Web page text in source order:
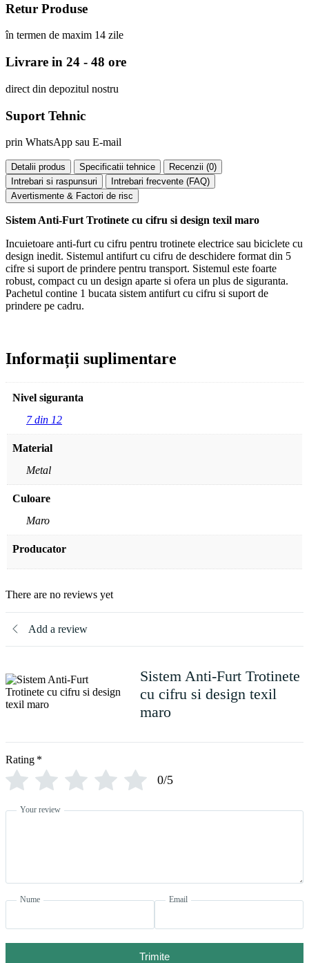
Retur Produse
în termen de maxim 14 zile
Livrare in 24 - 48 ore
direct din depozitul nostru
Suport Tehnic
prin WhatsApp sau E-mail
Detalii produs Specificatii tehnice Recenzii (0)
Intrebari si raspunsuri
Intrebari frecvente (FAQ)
Avertismente & Factori de risc
Sistem Anti-Furt Trotinete cu cifru si design texil maro
Incuietoare anti-furt cu cifru pentru trotinete electrice sau biciclete cu
design inedit. Sistemul antifurt cu cifru de deschidere format din 5
cifre si suport de prindere pentru transport. Sistemul este foarte
robust, compact cu un design aparte si ofera un plus de siguranta.
Pachetul contine 1 bucata sistem antifurt cu cifru si suport de
prindere pe cadru.
Informații suplimentare
Nivel siguranta
7 din 12
Material
Metal
Culoare
Maro
Producator
There are no reviews yet
Add a review
Sistem Anti-Furt Trotinete
cu cifru si design texil
maro
Rating *
0/5
Your review
Nume Email
Trimite